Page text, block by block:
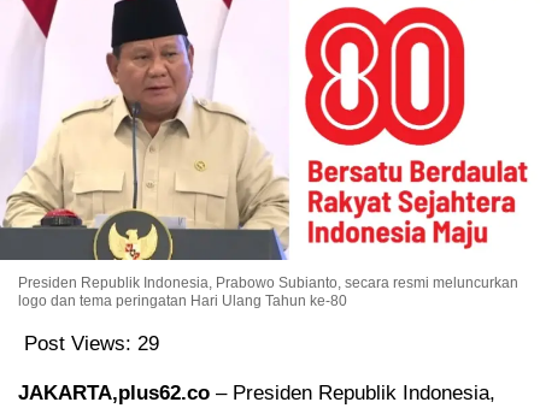
Presiden Republik Indonesia, Prabowo Subianto, secara resmi meluncurkan
logo dan tema peringatan Hari Ulang Tahun ke-80
Post Views: 29
JAKARTA,plus62.co – Presiden Republik Indonesia,